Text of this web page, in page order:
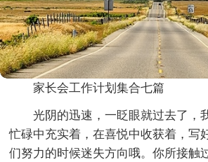
家长会工作计划集合七篇
光阴的迅速，一眨眼就过去了，
忙碌中充实着，在喜悦中收获着，写
们努力的时候迷失方向哦。你所接触